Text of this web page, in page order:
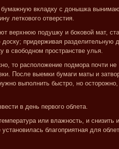
вкладку с донышка
леткового отверстия.
верхнюю подушку и боковой мат,
придерживая разделительную
в свободном пространстве улья.
то расположение подмора почти не
После выемки бумаги маты и
выполнить быстро, но
в день первого облета.
или влажность, и снизить
благоприятная для